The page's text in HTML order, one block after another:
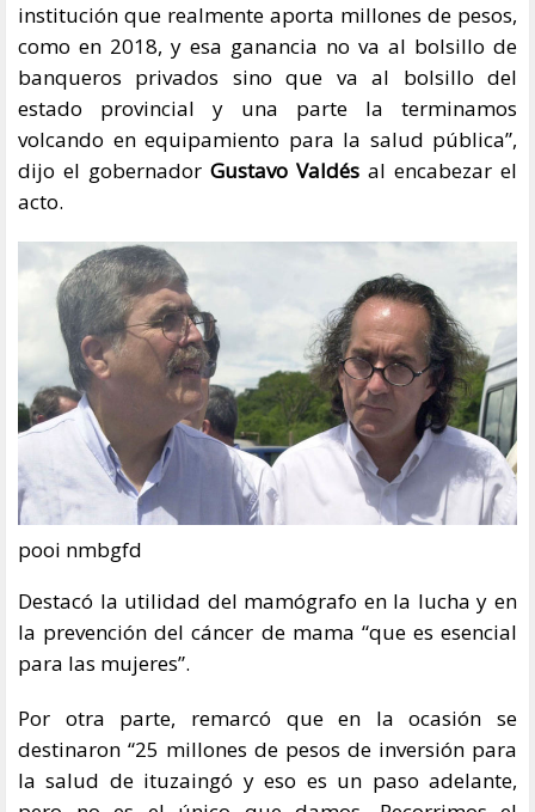
institución que realmente aporta millones de pesos,
como en 2018, y esa ganancia no va al bolsillo de
banqueros privados sino que va al bolsillo del
estado provincial y una parte la terminamos
volcando en equipamiento para la salud pública”,
dijo el gobernador Gustavo Valdés al encabezar el
acto.
pooi nmbgfd
Destacó la utilidad del mamógrafo en la lucha y en
la prevención del cáncer de mama “que es esencial
para las mujeres”.
Por otra parte, remarcó que en la ocasión se
destinaron “25 millones de pesos de inversión para
la salud de ituzaingó y eso es un paso adelante,